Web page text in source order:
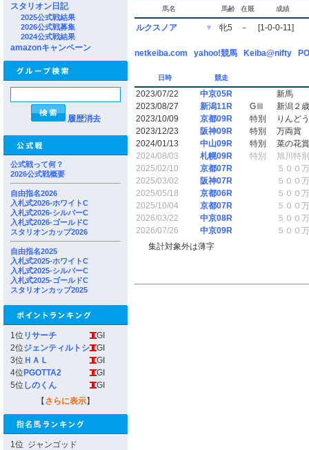
スタリオン日記
2025公式戦結果
2026公式戦募集
2024公式戦結果
amazonキャンペーン
履歴消去
公式戦って何？
2026公式戦概要
自由指名2026
入札式2026-ホワイトC
入札式2026-シルバーC
入札式2026-ゴールドC
スタリオンカップ2026
自由指名2025
入札式2025-ホワイトC
入札式2025-シルバーC
入札式2025-ゴールドC
スタリオンカップ2025
1位 リサーチ
GI
2位ジェンティルトシ
GI
3位 ＨＡＬ
GI
4位 PGOTTA2
GI
5位 しのくん
GI
【 さらに表示】
1位 ジャンゴッド
馬名 馬齢 在厩 成績
ルクスノア ▼ 牝5 － [1-0-0-11]
netkeiba.com yahoo!競馬 Keiba@nifty
日時 競走
2023/07/22 中京05R
新馬
2023/08/27
新潟11R GⅢ
新潟２
2023/10/09
京都09R 特別
りんど
2023/12/23
阪神09R 特別
万両賞
2024/01/13
中山09R 特別
菜の花賞
2024/08/03
札幌09R 特別
旭川特別
2025/02/10
京都07R
５００
2025/03/02
阪神07R
５００
2025/05/18
京都06R
５００
2025/10/04
京都07R
５００
2026/03/22
中京08R
５００
2026/07/26
中京09R
５００
集計対象外は薄字